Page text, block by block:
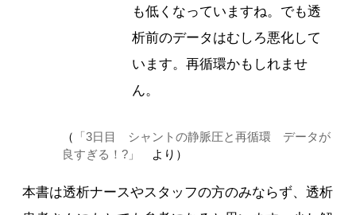
も低くなっていますね。でも透
析前のデータはむしろ悪化して
います。再循環かもしれませ
ん。
（
「3日目 シャントの静脈圧と再循環 データが
良すぎる！?」
より）
本書は透析ナースやスタッフの方のみならず、透析